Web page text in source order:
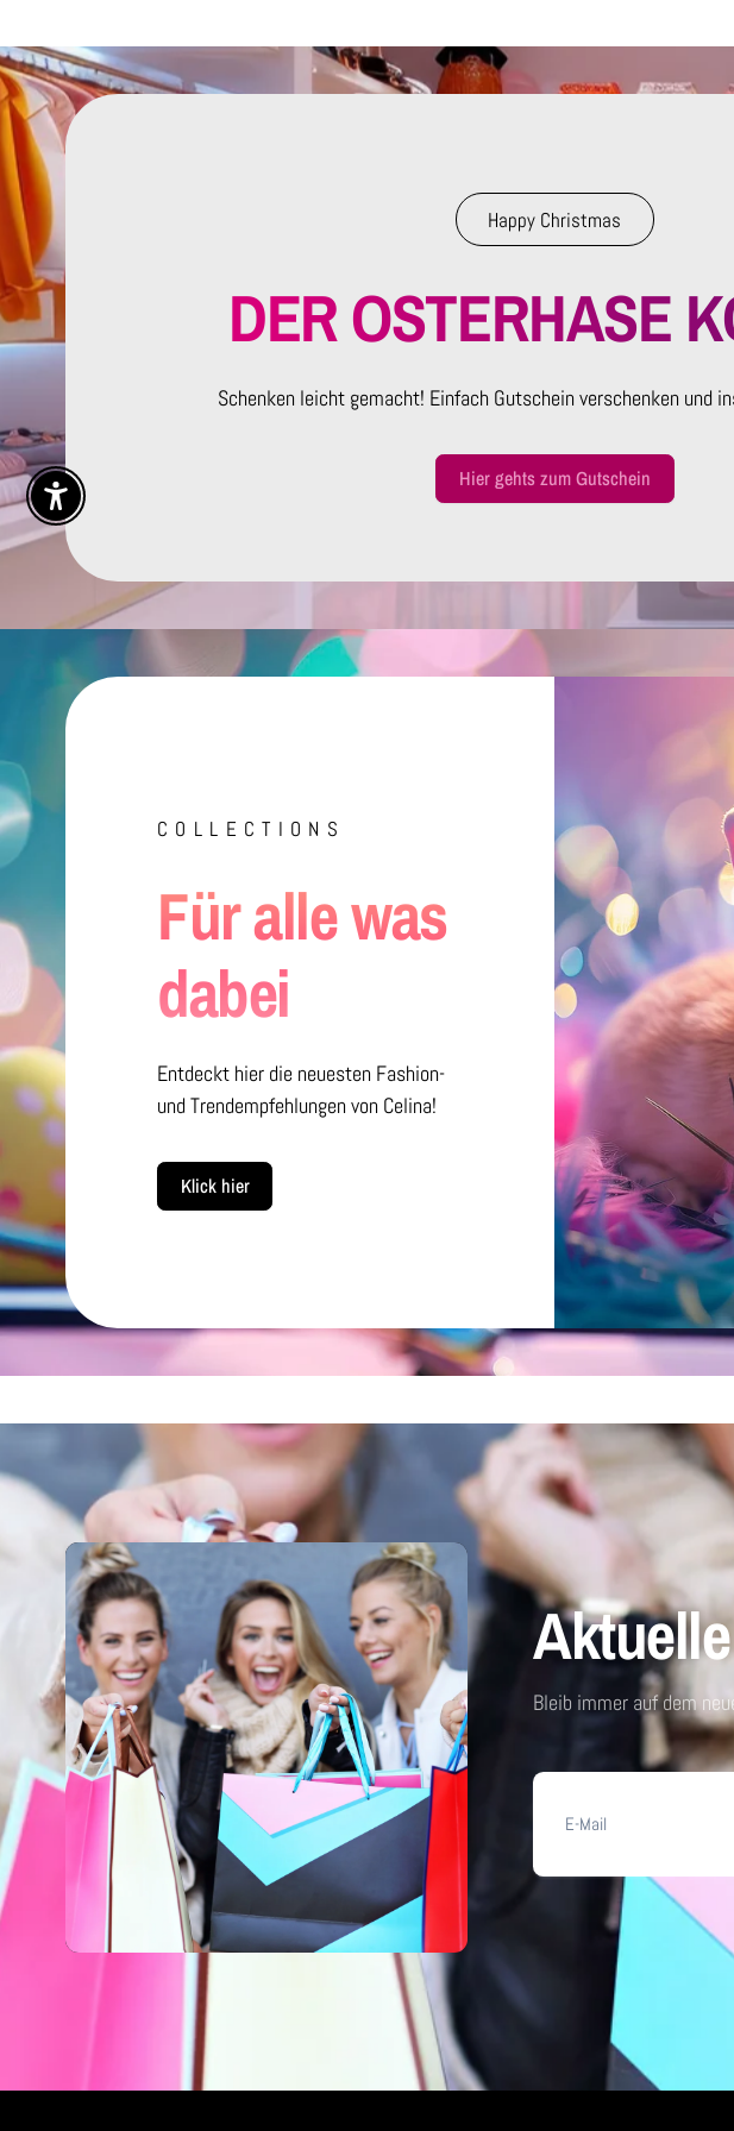
Happy Christmas
DER OSTERHASE
Schenken leicht gemacht! Einfach Gutschein verschenken und
Hier gehts zum Gutschein
COLLECTIONS
Für alle was
dabei
Entdeckt hier die neuesten Fashion-
und Trendempfehlungen von Celina!
Klick hier
Bleib immer auf dem
E-
Enable Accessibility